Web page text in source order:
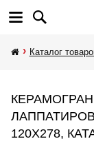
Каталог
120Х278,